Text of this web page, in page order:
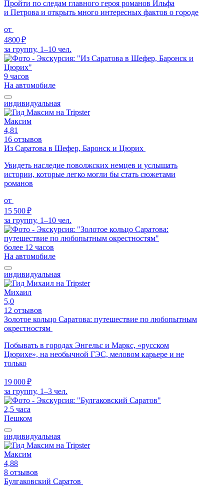
Пройти по следам главного героя романов Ильфа
и Петрова и открыть много интересных фактов о городе
от
4800 ₽
за группу, 1–10 чел.
9 часов
На автомобиле
индивидуальная
Максим
4,81
16 отзывов
Из Саратова в Шефер, Баронск и Цюрих
Увидеть наследие поволжских немцев и услышать
истории, которые легко могли бы стать сюжетами
романов
от
15 500 ₽
за группу, 1–10 чел.
более 12 часов
На автомобиле
индивидуальная
Михаил
5,0
12 отзывов
Золотое кольцо Саратова: путешествие по любопытным
окрестностям
Побывать в городах Энгельс и Маркс, «русском
Цюрихе», на необычной ГЭС, меловом карьере и не
только
19 000 ₽
за группу, 1–3 чел.
2,5 часа
Пешком
индивидуальная
Максим
4,88
8 отзывов
Булгаковский Саратов